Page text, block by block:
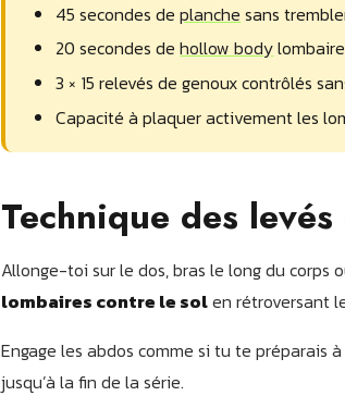
45 secondes deplanche sans
20 secondes dehollow body
3 × 15 relevés de genoux contrôlés
Capacité à plaquer activement les
Technique des
Allonge-toi sur le dos, bras le long du corps
lombaires contre le solen rétroversant
Engage les abdos comme si tu te préparais
jusqu’à la fin de la série.